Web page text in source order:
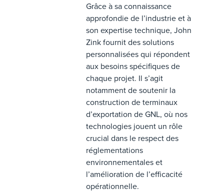
Grâce à sa connaissance
approfondie de l’industrie et à
son expertise technique, John
Zink fournit des solutions
personnalisées qui répondent
aux besoins spécifiques de
chaque projet. Il s’agit
notamment de soutenir la
construction de terminaux
d’exportation de GNL, où nos
technologies jouent un rôle
crucial dans le respect des
réglementations
environnementales et
l’amélioration de l’efficacité
opérationnelle.